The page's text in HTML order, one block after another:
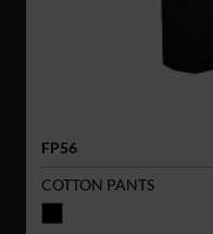
FP56
COTTON PANTS